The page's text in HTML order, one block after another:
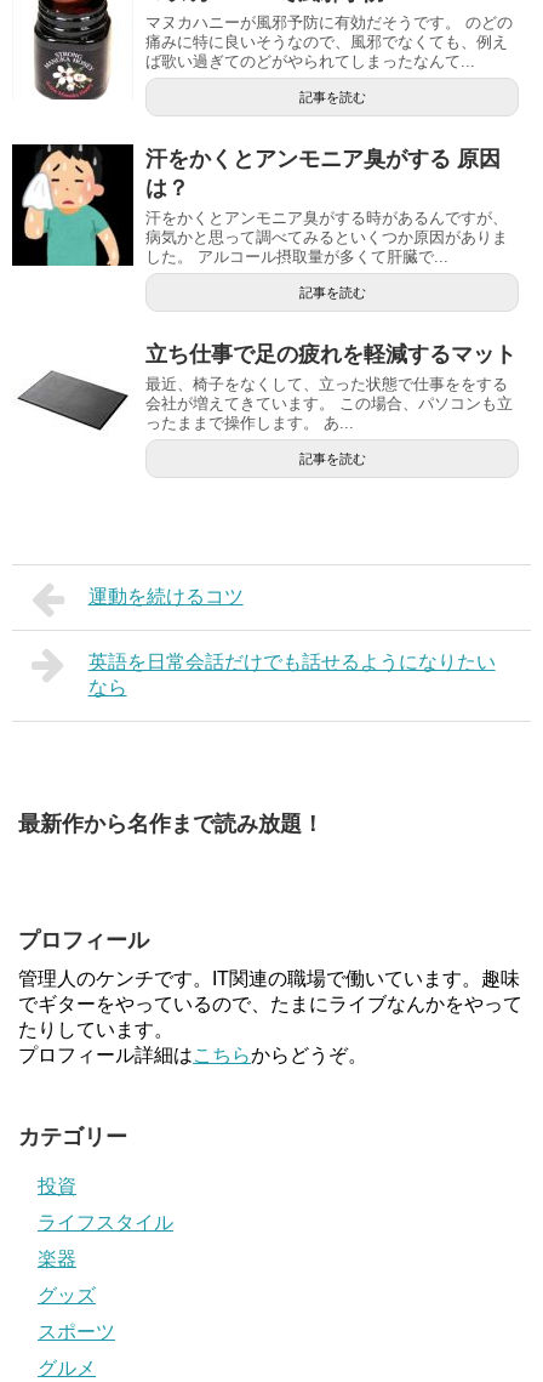
マヌカハニーが風邪予防に有効だそうです。 のどの
痛みに特に良いそうなので、風邪でなくても、例え
ば歌い過ぎてのどがやられてしまったなんて...
記事を読む
汗をかくとアンモニア臭がする 原因
は？
汗をかくとアンモニア臭がする時があるんですが、
病気かと思って調べてみるといくつか原因がありま
した。 アルコール摂取量が多くて肝臓で...
記事を読む
立ち仕事で足の疲れを軽減するマット
最近、椅子をなくして、立った状態で仕事ををする
会社が増えてきています。 この場合、パソコンも立
ったままで操作します。 あ...
記事を読む
運動を続けるコツ
英語を日常会話だけでも話せるようになりたい
なら
最新作から名作まで読み放題！
プロフィール
管理人のケンチです。IT関連の職場で働いています。趣味
でギターをやっているので、たまにライブなんかをやって
たりしています。
プロフィール詳細はこちらからどうぞ。
カテゴリー
投資
ライフスタイル
楽器
グッズ
スポーツ
グルメ